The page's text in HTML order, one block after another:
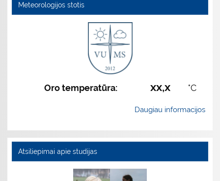
Meteorologijos stotis
Oro temperatūra: xx,x °C
Daugiau informacijos
Atsiliepimai apie studijas